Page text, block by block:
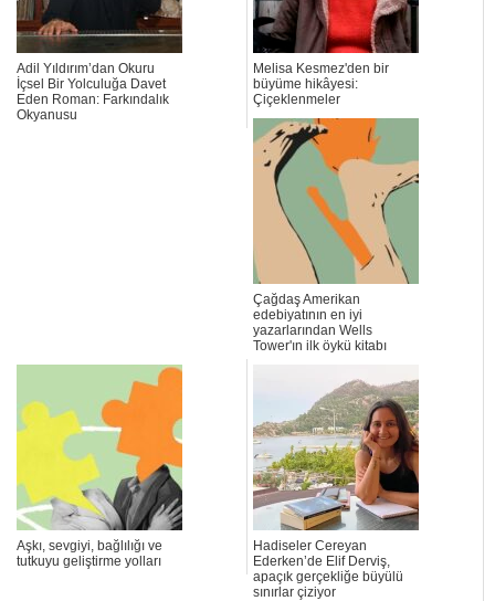
Adil Yıldırım’dan Okuru
İçsel Bir Yolculuğa Davet
Eden Roman: Farkındalık
Okyanusu
Melisa Kesmez'den bir
büyüme hikâyesi:
Çiçeklenmeler
Çağdaş Amerikan
edebiyatının en iyi
yazarlarından Wells
Tower'ın ilk öykü kitabı
Aşkı, sevgiyi, bağlılığı ve
tutkuyu geliştirme yolları
Hadiseler Cereyan
Ederken’de Elif Derviş,
apaçık gerçekliğe büyülü
sınırlar çiziyor